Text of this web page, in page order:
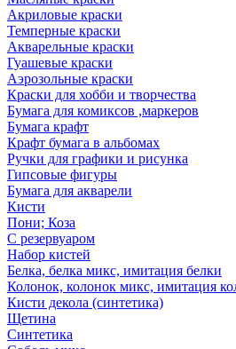
Акриловые краски
Темперные краски
Акварельные краски
Гуашевые краски
Аэрозольные краски
Краски для хобби и творчества
Бумага для комиксов ,маркеров
Бумага крафт
Крафт бумага в альбомах
Ручки для графики и рисунка
Гипсовые фигуры
Бумага для акварели
Кисти
Пони; Коза
С резервуаром
Набор кистей
Белка, белка микс, имитация белки
Колонок, колонок микс, имитация
Кисти декола (синтетика)
Щетина
Синтетика